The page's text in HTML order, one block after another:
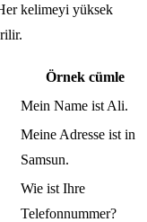
kelimeyi yüksek
Örnek cümle
Mein Name ist Ali.
Meine Adresse ist in
Samsun.
Wie ist Ihre
Telefonnummer?